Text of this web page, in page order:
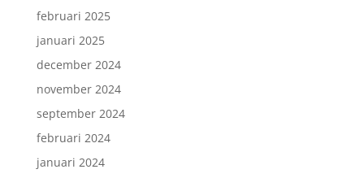
februari 2025
januari 2025
december 2024
november 2024
september 2024
februari 2024
januari 2024